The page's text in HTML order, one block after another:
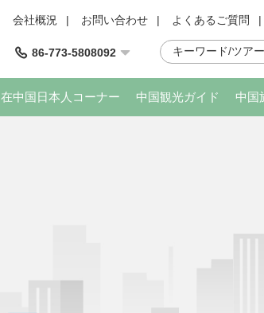
会社概況 | お問い合わせ | よくあるご質問 |
86-773-5808092
在中国日本人コーナー 中国観光ガイド 中国